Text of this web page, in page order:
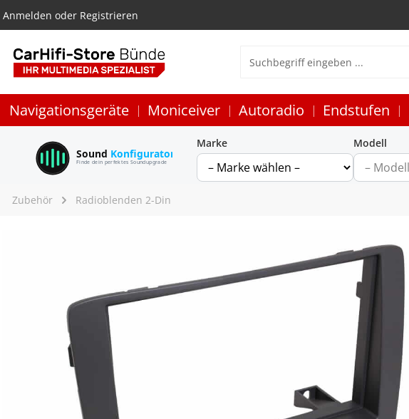
Anmelden oder Registrieren
Navigationsgeräte Moniceiver Autoradio Endstufen
Sound Konfigurator
Finde dein perfektes Soundupgrade
Marke Modell
Zubehör Radioblenden 2-Din